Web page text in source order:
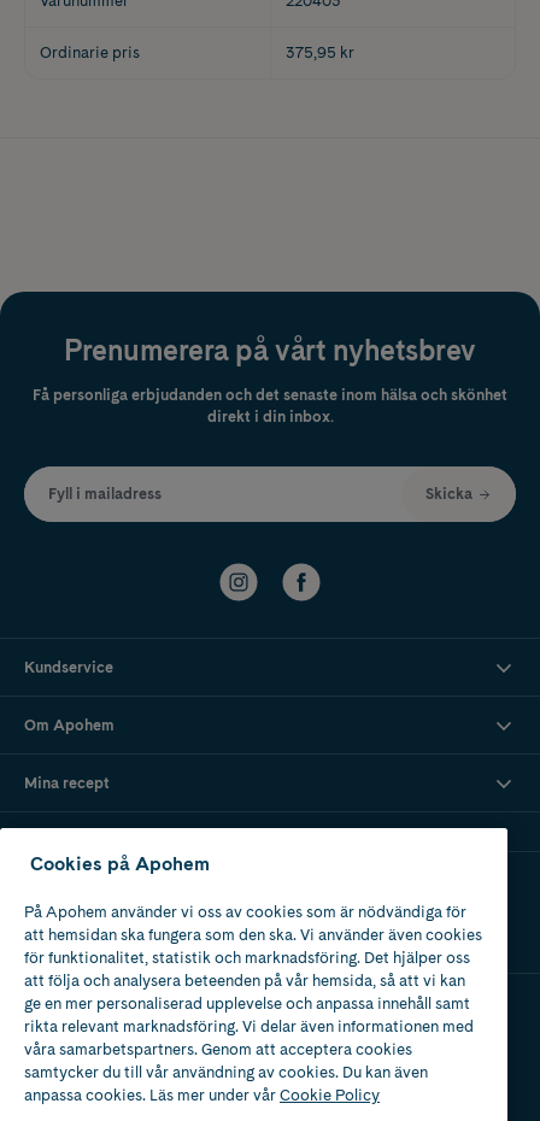
Ordinarie pris 375,95 kr
Prenumerera på vårt nyhetsbrev
Få personliga erbjudanden och det senaste inom hälsa och skönhet
direkt i din inbox.
Fyll i mailadress Skicka
Kundservice
Om Apohem
Mina recept
Apotek med tillstånd
av Läkemedelsverket
Cookies på Apohem
På Apohem använder vi oss av cookies som är nödvändiga för
att hemsidan ska fungera som den ska. Vi använder även cookies
för funktionalitet, statistik och marknadsföring. Det hjälper oss
att följa och analysera beteenden på vår hemsida, så att vi kan
ge en mer personaliserad upplevelse och anpassa innehåll samt
rikta relevant marknadsföring. Vi delar även informationen med
våra samarbetspartners. Genom att acceptera cookies
samtycker du till vår användning av cookies. Du kan även
anpassa cookies. Läs mer under vårCookie Policy